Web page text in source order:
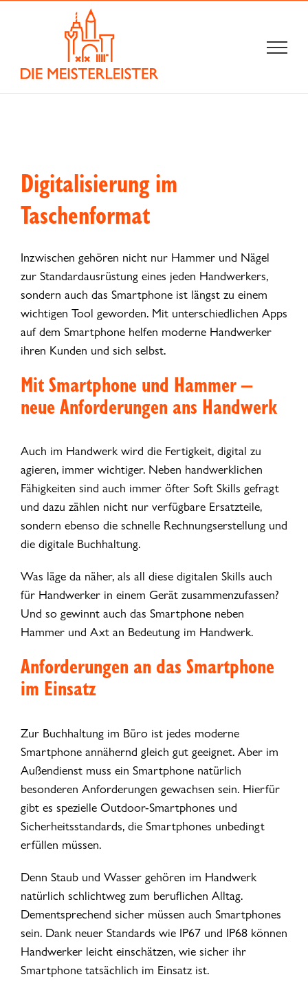
Digitalisierung im
Taschenformat
Inzwischen gehören nicht nur Hammer und Nägel
zur Standardausrüstung eines jeden Handwerkers,
sondern auch das Smartphone ist längst zu einem
wichtigen Tool geworden. Mit unterschiedlichen Apps
auf dem Smartphone helfen moderne Handwerker
ihren Kunden und sich selbst.
Mit Smartphone und Hammer –
neue Anforderungen ans Handwerk
Auch im Handwerk wird die Fertigkeit, digital zu
agieren, immer wichtiger. Neben handwerklichen
Fähigkeiten sind auch immer öfter Soft Skills gefragt
und dazu zählen nicht nur verfügbare Ersatzteile,
sondern ebenso die schnelle Rechnungserstellung und
die digitale Buchhaltung.
Was läge da näher, als all diese digitalen Skills auch
für Handwerker in einem Gerät zusammenzufassen?
Und so gewinnt auch das Smartphone neben
Hammer und Axt an Bedeutung im Handwerk.
Anforderungen an das Smartphone
im Einsatz
Zur Buchhaltung im Büro ist jedes moderne
Smartphone annähernd gleich gut geeignet. Aber im
Außendienst muss ein Smartphone natürlich
besonderen Anforderungen gewachsen sein. Hierfür
gibt es spezielle Outdoor-Smartphones und
Sicherheitsstandards, die Smartphones unbedingt
erfüllen müssen.
Denn Staub und Wasser gehören im Handwerk
natürlich schlichtweg zum beruflichen Alltag.
Dementsprechend sicher müssen auch Smartphones
sein. Dank neuer Standards wie IP67 und IP68 können
Handwerker leicht einschätzen, wie sicher ihr
Smartphone tatsächlich im Einsatz ist.